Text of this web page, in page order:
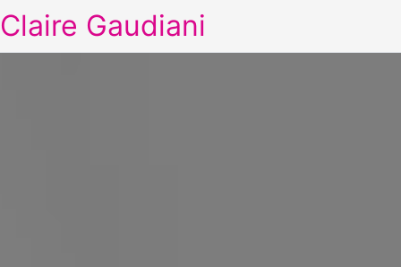
Claire Gaudiani